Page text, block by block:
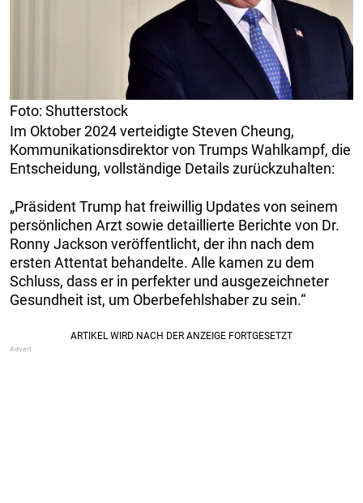
Foto: Shutterstock
Im Oktober 2024 verteidigte Steven Cheung,
Kommunikationsdirektor von Trumps Wahlkampf, die
Entscheidung, vollständige Details zurückzuhalten:
„Präsident Trump hat freiwillig Updates von seinem
persönlichen Arzt sowie detaillierte Berichte von Dr.
Ronny Jackson veröffentlicht, der ihn nach dem
ersten Attentat behandelte. Alle kamen zu dem
Schluss, dass er in perfekter und ausgezeichneter
Gesundheit ist, um Oberbefehlshaber zu sein.“